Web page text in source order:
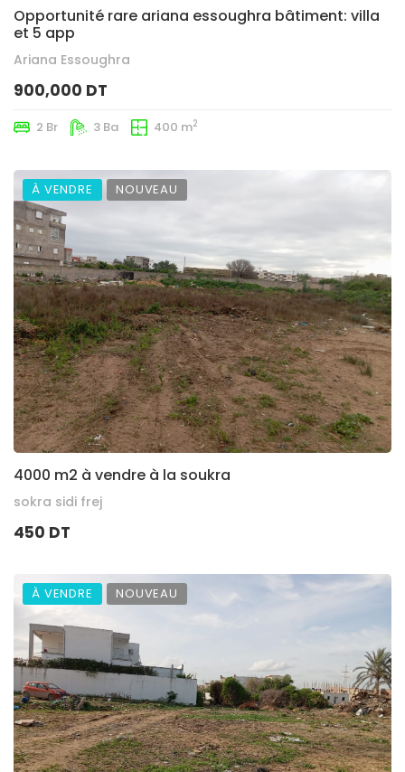
Opportunité rare ariana essoughra bâtiment: villa
et 5 app
Ariana Essoughra
900,000 DT
2 Br 3 Ba 400 m2
À VENDRE NOUVEAU
4000 m2 à vendre à la soukra
sokra sidi frej
450 DT
À VENDRE NOUVEAU